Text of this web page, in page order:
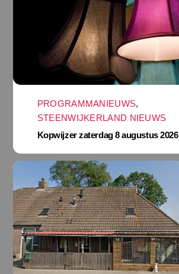
PROGRAMMANIEUWS,
STEENWIJKERLAND NIEUWS
Kopwijzer zaterdag 8 augustus 2026